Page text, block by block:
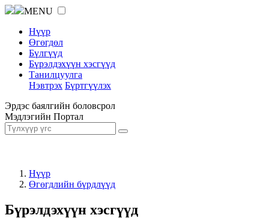
MENU
Нүүр
Өгөгдөл
Бүлгүүд
Бүрэлдэхүүн хэсгүүд
Танилцуулга
Нэвтрэх Бүртгүүлэх
Эрдэс баялгийн боловсрол
Мэдлэгийн Портал
Нүүр
Өгөгдлийн бүрдлүүд
Бүрэлдэхүүн хэсгүүд